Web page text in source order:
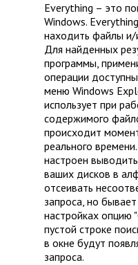
Everything – это
Windows.
находить файлы и/
Для найденных
программы,
операции
меню Windows
использует при
содержимого
происходит
реального
настроен
ваших дисков в
отсеивать
запроса, но
настройках опцию
пустой строке
в окне будут
запроса.